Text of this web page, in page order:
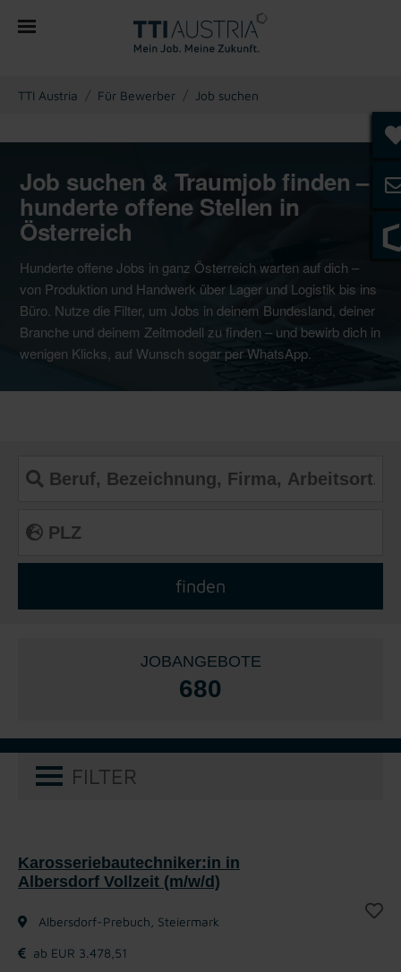
You are here:
TTI Austria Für Bewerber Job suchen
Job suchen & Traumjob finden –
hunderte offene Stellen in
Österreich
Hunderte offene Jobs in ganz Österreich warten auf dich –
von Produktion und Handwerk über Lager und Logistik bis ins
Büro. Nutze die Filter, um Jobs in deinem Bundesland, deiner
Branche und deinem Zeitmodell zu finden – und bewirb dich in
wenigen Klicks, auf Wunsch sogar per WhatsApp.
JOBANGEBOTE
680
FILTER
Karosseriebautechniker:in in
Albersdorf Vollzeit (m/w/d)
Albersdorf-Prebuch, Steiermark
ab EUR 3.478,51